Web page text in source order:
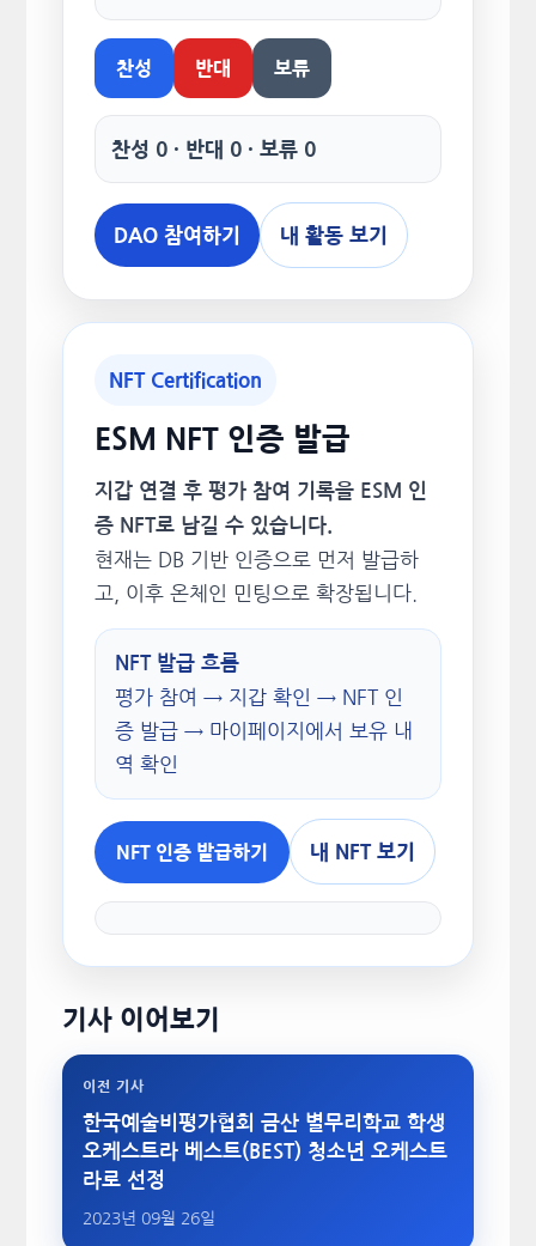
찬성 반대 보류
찬성 0 · 반대 0 · 보류 0
DAO 참여하기 내 활동 보기
NFT Certification
ESM NFT 인증 발급
지갑 연결 후 평가 참여 기록을 ESM 인
증 NFT로 남길 수 있습니다.
현재는 DB 기반 인증으로 먼저 발급하
고, 이후 온체인 민팅으로 확장됩니다.
NFT 발급 흐름
평가 참여 → 지갑 확인 → NFT 인
증 발급 → 마이페이지에서 보유 내
역 확인
NFT 인증 발급하기 내 NFT 보기
기사 이어보기
이전 기사
한국예술비평가협회 금산 별무리학교 학생
오케스트라 베스트(BEST) 청소년 오케스트
라로 선정
2023년 09월 26일